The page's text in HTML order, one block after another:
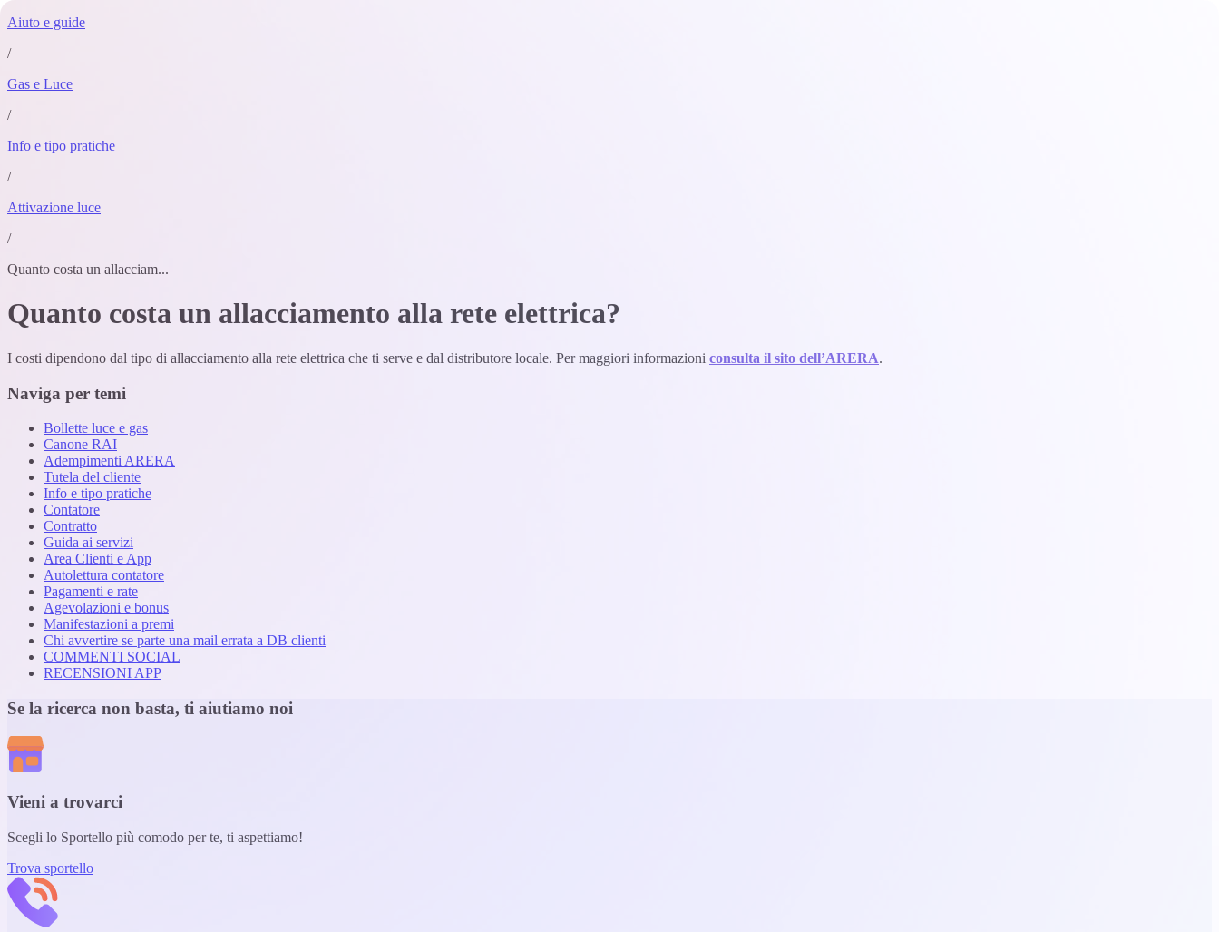
Aiuto e guide
/
Gas e Luce
/
Info e tipo pratiche
/
Attivazione luce
/
Quanto costa un allacciam...
Quanto costa un allacciamento alla rete elettrica?
I costi dipendono dal tipo di allacciamento alla rete elettrica che ti serve e dal distributore locale. Per maggiori informazioni consulta il sito dell’ARERA.
Naviga per temi
Bollette luce e gas
Canone RAI
Adempimenti ARERA
Tutela del cliente
Info e tipo pratiche
Contatore
Contratto
Guida ai servizi
Area Clienti e App
Autolettura contatore
Pagamenti e rate
Agevolazioni e bonus
Manifestazioni a premi
Chi avvertire se parte una mail errata a DB clienti
COMMENTI SOCIAL
RECENSIONI APP
Se la ricerca non basta, ti aiutiamo noi
Vieni a trovarci
Scegli lo Sportello più comodo per te, ti aspettiamo!
Trova sportello